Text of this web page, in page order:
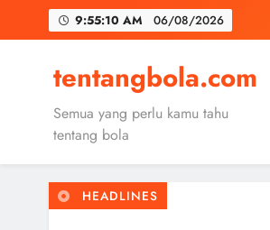
9:55:12 AM 06/08/2026
tentangbola.com
Semua yang perlu kamu tahu
tentang bola
HEADLINES